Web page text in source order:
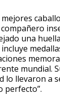
una
mundial.
lo llevaron a
perfecto”.